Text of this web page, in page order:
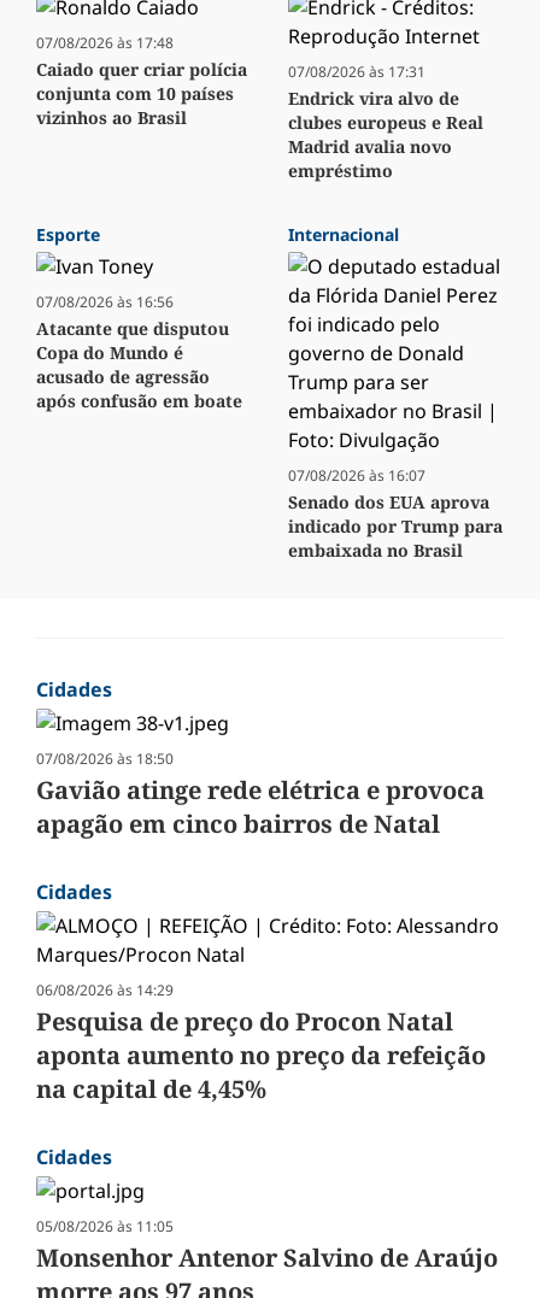
07/08/2026 às 17:48
Caiado quer criar polícia
conjunta com 10 países
vizinhos ao Brasil
07/08/2026 às 17:31
Endrick vira alvo de
clubes europeus e Real
Madrid avalia novo
empréstimo
Esporte
07/08/2026 às 16:56
Atacante que disputou
Copa do Mundo é
acusado de agressão
após confusão em boate
Internacional
07/08/2026 às 16:07
Senado dos EUA aprova
indicado por Trump para
embaixada no Brasil
Cidades
07/08/2026 às 18:50
Gavião atinge rede elétrica e provoca
apagão em cinco bairros de Natal
Cidades
06/08/2026 às 14:29
Pesquisa de preço do Procon Natal
aponta aumento no preço da refeição
na capital de 4,45%
Cidades
05/08/2026 às 11:05
Monsenhor Antenor Salvino de Araújo